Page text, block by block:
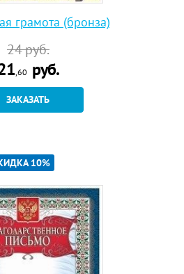
грамота (бронза)
24руб.
,60 руб.
ЗАКАЗАТЬ
10%